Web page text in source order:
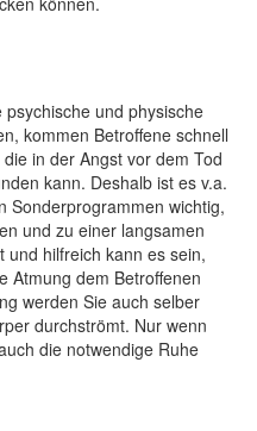
und physische
kommen Betroffene schnell
in der Angst vor dem Tod
kann. Deshalb ist es v.a.
Sonderprogrammen wichtig,
und zu einer langsamen
und hilfreich kann es sein,
Atmung dem Betroffenen
werden Sie auch selber
durchströmt. Nur wenn
die notwendige Ruhe